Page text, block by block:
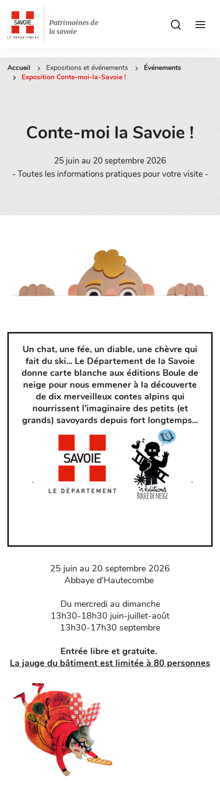
Patrimoines de
la savoie
Accueil Expositions et événements
Événements
Exposition Conte-moi-la-Savoie !
Conte-moi la Savoie !
25 juin au 20 septembre 2026
- Toutes les informations pratiques pour votre visite -
Un chat, une fée, un diable, une chèvre qui
fait du ski... Le Département de la Savoie
donne carte blanche aux éditions Boule de
neige pour nous emmener à la découverte
de dix merveilleux contes alpins qui
nourrissent l’imaginaire des petits (et
grands) savoyards depuis fort longtemps...
. .
25 juin au 20 septembre 2026
Abbaye d'Hautecombe
Du mercredi au dimanche
13h30-18h30 juin-juillet-août
13h30-17h30 septembre
Entrée libre et gratuite.
La jauge du bâtiment est limitée à 80 personnes